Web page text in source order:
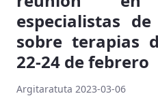
especialistas
sobre terapias
22-24 de febrero
Argitaratuta 2023-03-06